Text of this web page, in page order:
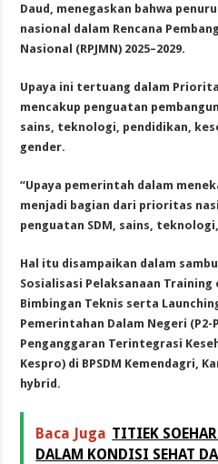
Daud, menegaskan bahwa
nasional dalam Rencana
Nasional (RPJMN) 2025–2029.
Upaya ini tertuang dalam
mencakup penguatan
sains, teknologi, pendidikan,
gender.
“Upaya pemerintah dalam
menjadi bagian dari prioritas
penguatan SDM, sains,
Hal itu disampaikan dalam
Sosialisasi Pelaksanaan Training
Bimbingan Teknis serta
Pemerintahan Dalam Negeri (P2-
Penganggaran Terintegrasi
Kespro) di BPSDM Kemendagri,
hybrid.
Baca Juga TITIEK
DALAM KONDISI SEHAT